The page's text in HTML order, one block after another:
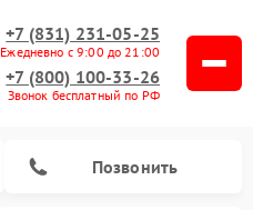
+7 (831) 231-05-25
Ежедневно с 9:00 до 21:00
+7 (800) 100-33-26
Звонок бесплатный по РФ
Позвонить